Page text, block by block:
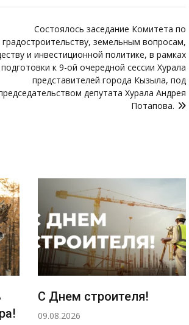
Состоялось заседание Комитета по
градостроительству, земельным вопросам,
и инвестиционной политике, в рамках
подготовки к 9-ой очередной сессии Хурала
представителей города Кызыла, под
депутата Хурала Андрея
Потапова.
С Днем строителя!
09.08.2026